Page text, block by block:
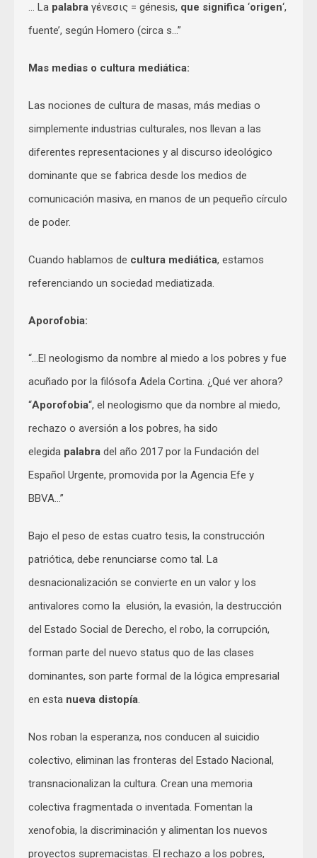
… La palabra γένεσις = génesis, que significa ‘origen‘,
fuente’, según Homero (circa s…”
Mas medias o cultura mediática:
Las nociones de cultura de masas, más medias o
simplemente industrias culturales, nos llevan a las
diferentes representaciones y al discurso ideológico
dominante que se fabrica desde los medios de
comunicación masiva, en manos de un pequeño círculo
de poder.
Cuando hablamos de cultura mediática, estamos
referenciando un sociedad mediatizada.
Aporofobia:
“…El neologismo da nombre al miedo a los pobres y fue
acuñado por la filósofa Adela Cortina. ¿Qué ver ahora?
“Aporofobia“, el neologismo que da nombre al miedo,
rechazo o aversión a los pobres, ha sido
elegida palabra del año 2017 por la Fundación del
Español Urgente, promovida por la Agencia Efe y
BBVA…”
Bajo el peso de estas cuatro tesis, la construcción
patriótica, debe renunciarse como tal. La
desnacionalización se convierte en un valor y los
antivalores como la elusión, la evasión, la destrucción
del Estado Social de Derecho, el robo, la corrupción,
forman parte del nuevo status quo de las clases
dominantes, son parte formal de la lógica empresarial
en esta nueva distopía.
Nos roban la esperanza, nos conducen al suicidio
colectivo, eliminan las fronteras del Estado Nacional,
transnacionalizan la cultura. Crean una memoria
colectiva fragmentada o inventada. Fomentan la
xenofobia, la discriminación y alimentan los nuevos
proyectos supremacistas. El rechazo a los pobres,